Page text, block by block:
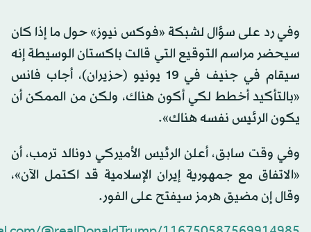
وفي رد على سؤال لشبكة «فوكس نيوز» حول ما إذا كان
سيحضر مراسم التوقيع التي قالت باكستان الوسيطة إنه
سيقام في جنيف في 19 يونيو (حزيران)، أجاب فانس
«بالتأكيد أخطط لكي أكون هناك، ولكن من الممكن أن
يكون الرئيس نفسه هناك».
وفي وقت سابق، أعلن الرئيس الأميركي دونالد ترمب، أن
«الاتفاق مع جمهورية إيران الإسلامية قد اكتمل الآن»،
وقال إن مضيق هرمز سيفتح على الفور.